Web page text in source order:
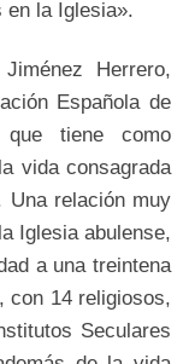
la Iglesia».
Herrero,
Española de
que tiene como
vida consagrada
Una relación muy
Iglesia abulense,
a una treintena
con 14 religiosos,
Seculares